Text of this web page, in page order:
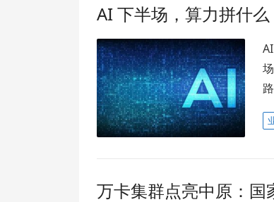
AI 下半场，算力拼什么
万卡集群点亮中原：国